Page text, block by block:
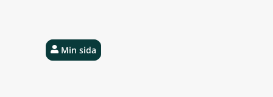
Min sida